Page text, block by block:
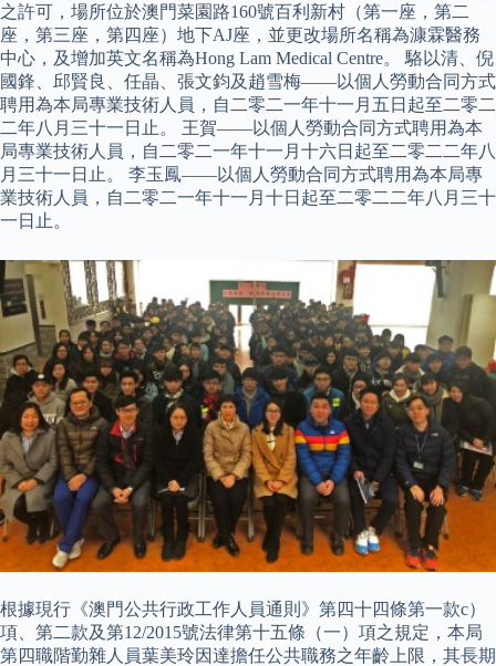
之許可，場所位於澳門菜園路160號百利新村（第一座，第二
座，第三座，第四座）地下AJ座，並更改場所名稱為漮霖醫務
中心，及增加英文名稱為Hong Lam Medical Centre。 駱以清、倪
國鋒、邱賢良、任晶、張文鈞及趙雪梅——以個人勞動合同方式
聘用為本局專業技術人員，自二零二一年十一月五日起至二零二
二年八月三十一日止。 王賀——以個人勞動合同方式聘用為本
局專業技術人員，自二零二一年十一月十六日起至二零二二年八
月三十一日止。 李玉鳳——以個人勞動合同方式聘用為本局專
業技術人員，自二零二一年十一月十日起至二零二二年八月三十
一日止。
根據現行《澳門公共行政工作人員通則》第四十四條第一款c）
項、第二款及第12/2015號法律第十五條（一）項之規定，本局
第四職階勤雜人員葉美玲因達擔任公共職務之年齡上限，其長期